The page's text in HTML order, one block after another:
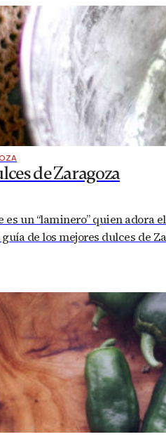
de Zaragoza
es un “laminero” quien adora
de los mejores dulces de